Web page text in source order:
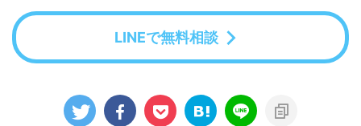
LINEで無料相談